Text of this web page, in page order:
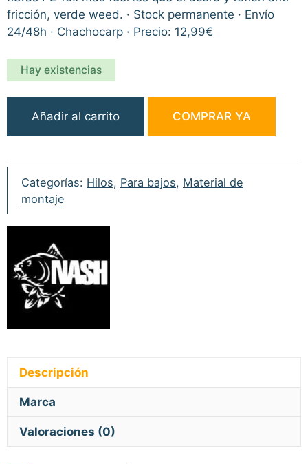
fricción, verde weed. · Stock permanente · Envío
24/48h · Chachocarp · Precio: 12,99€
Hay existencias
Braided
Shock
Leader
Weed
25m
cantidad
Añadir al carrito COMPRAR YA
Categorías: Hilos, Para bajos, Material de
montaje
Descripción
Marca
Valoraciones (0)